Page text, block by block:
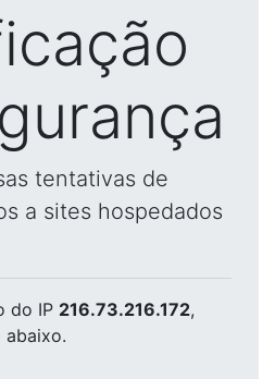
tentativas de
a sites hospedados
do IP 216.73.216.172,
abaixo.